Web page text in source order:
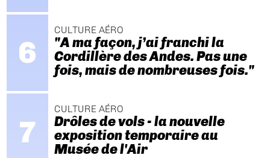
CULTURE AÉRO
"A ma façon, j’ai franchi la
Cordillère des Andes. Pas une
fois, mais de nombreuses fois."
CULTURE AÉRO
Drôles de vols - la nouvelle
exposition temporaire au
Musée de l'Air